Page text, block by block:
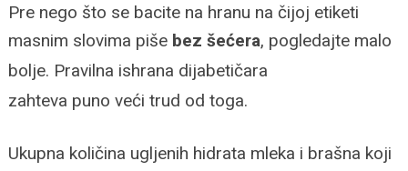
Pre nego što se bacite na hranu na čijoj etiketi
masnim slovima piše bez šećera, pogledajte malo
bolje. Pravilna ishrana dijabetičara
zahteva puno veći trud od toga.
Ukupna količina ugljenih hidrata mleka i brašna koji